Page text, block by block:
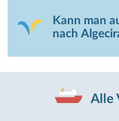
Kann man
nach
Alle